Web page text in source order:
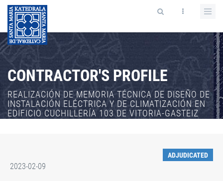
CONTRACTOR'S PROFILE
REALIZACIÓN DE MEMORIA TÉCNICA DE DISEÑO DE
INSTALACIÓN ELÉCTRICA Y DE CLIMATIZACIÓN EN
EDIFICIO CUCHILLERÍA 103 DE VITORIA-GASTEIZ
ADJUDICATED
2023-02-09